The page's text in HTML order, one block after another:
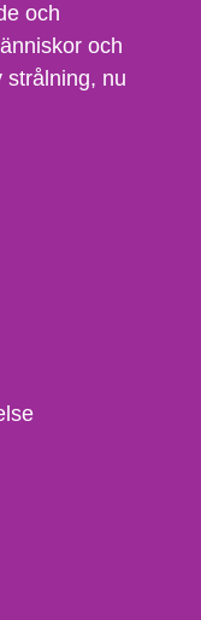
och
och
strålning, nu